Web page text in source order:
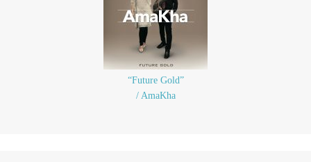
“Future Gold”
/ AmaKha